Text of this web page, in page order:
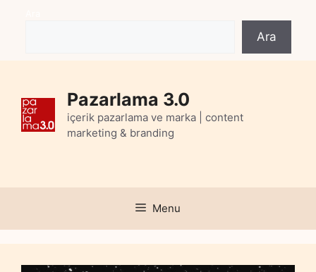
Ara
Pazarlama 3.0
içerik pazarlama ve marka | content
marketing & branding
Menu